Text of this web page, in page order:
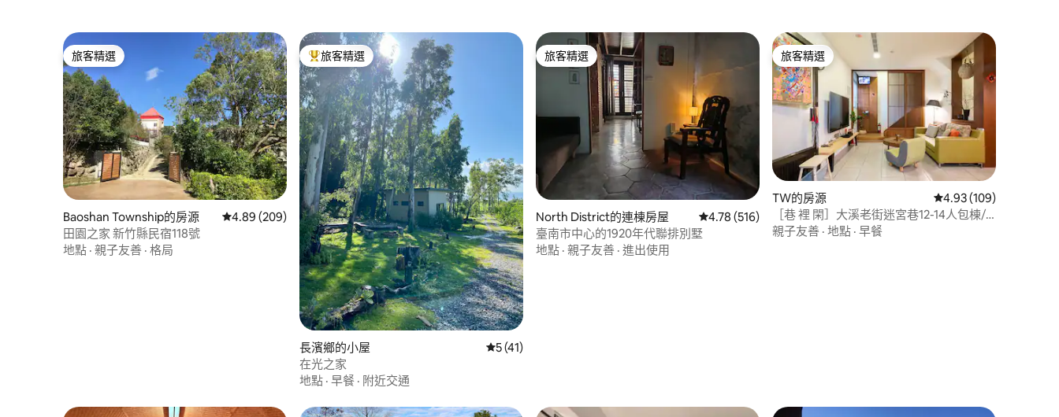
嗎？過馬路就是愛河（光榮碼頭） 夜晚餓
了嗎？樓下就有7-11便利商店 或是走路去苓
雅夜市吃宵夜吧 還有還有！輕軌及Ubike租
借站就在我們對面 輕鬆到達駁二藝術特區
還可享受鹽埕區美食 以及到香蕉碼頭、棧
貳庫 也可以搭到夢時代購物中心以及高雄
展覽館 帶著悠遊卡、一卡通就沿途享受輕
鬆的單車旅行 對了對了！我們離新崛江商
圈也不遠哦 散步也會到的 吃逛一次滿足 另
外，我們家不能抽煙 房源在住宅區 麻煩不
要大聲喧嘩 避免影響別人 晚上22:00後，音
量也麻煩降低哦 謝謝你們喜歡我的房子，
希望可以愛護他 注意注意！我們嚴禁私帶
訪客。 請同意以上，再預訂入住！ 歡迎你
們來最熱情的高雄玩 😎 我們將迎接你的到
來🫶 預祝有個愉快的旅行🥰
像住在自己家一樣輕鬆。 我會在你們入住
前給你私房景點、美食清單的建議。 🌸 魚
池一年四季都有活動 2–3 月櫻花季：滿山
粉色，浪漫的季節 4-5 月螢火蟲季：夜裡散
步，像走進星光隧道 9 月 日月潭萬人泳渡
10-11月 日月潭華花火節
一宿，充飽電後再出發。啟程吧！來我的
老屋，找尋屬於你的靈感。
樂意與您分享那些旅遊書裡找不到的小角
落與生活靈感。 在緊湊的旅程之中，讓這
裡成為您放慢腳步、重新充電的地方。 期
待在台北，與您相遇。❤️
旅客精選
旅客精選
Baoshan Township的房源 從 209 則評價中獲得 4.89 的平均評分（滿分 5 分）
4.89 (209)
田園之家 新竹縣民宿118號
地點 · 親子友善 · 格局
旅客精選榜首
旅客精選
長濱鄉的小屋 從 41 則評價中獲得 5 的平均評分（滿分 5 分）
5 (41)
在光之家
地點 · 早餐 · 附近交通
旅客精選
旅客精選
North District的連棟房屋 從 516 則評價中獲得 4.78 的平均評分（滿分 5 分）
4.78 (516)
臺南市中心的1920年代聯排別墅
地點 · 親子友善 · 進出使用
旅客精選
旅客精選
TW的房源 從 109 則評價中獲得
4.93 (109)
［巷 裡 閑］大溪老街迷宮巷12-14人包棟/
廚房可開火/月眉平原觀景、老街2分鐘
親子友善 · 地點 · 早餐